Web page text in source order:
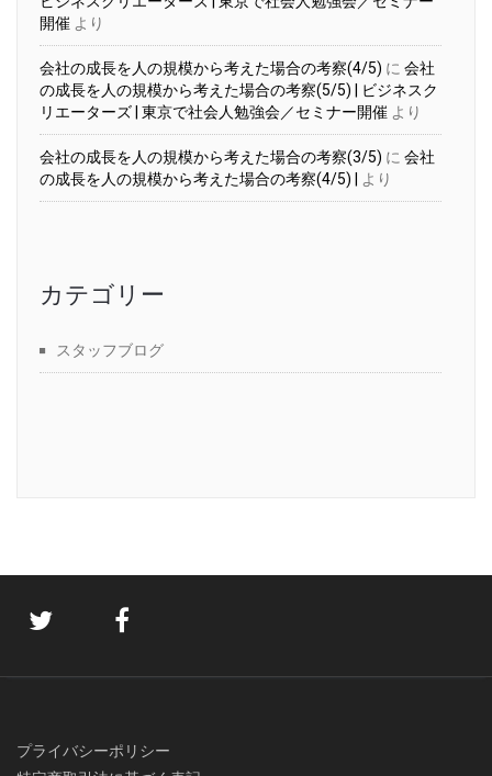
開催 より
会社の成長を人の規模から考えた場合の考察(4/5) に 会社
の成長を人の規模から考えた場合の考察(5/5) | ビジネスク
リエーターズ | 東京で社会人勉強会／セミナー開催 より
会社の成長を人の規模から考えた場合の考察(3/5) に 会社
の成長を人の規模から考えた場合の考察(4/5) |
より
カテゴリー
スタッフブログ
プライバシーポリシー